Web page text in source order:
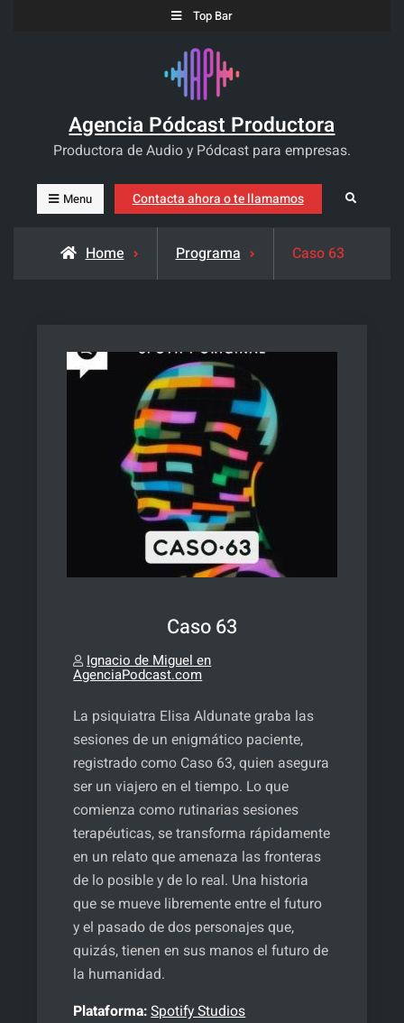
Top Bar
Agencia Pódcast Productora
Productora de Audio y Pódcast para empresas.
Menu Search
Contacta ahora o te llamamos
Home Programa Caso 63
Caso 63
Ignacio de Miguel en
AgenciaPodcast.com
La psiquiatra Elisa Aldunate graba las
sesiones de un enigmático paciente,
registrado como Caso 63, quien asegura
ser un viajero en el tiempo. Lo que
comienza como rutinarias sesiones
terapéuticas, se transforma rápidamente
en un relato que amenaza las fronteras
de lo posible y de lo real. Una historia
que se mueve libremente entre el futuro
y el pasado de dos personajes que,
quizás, tienen en sus manos el futuro de
la humanidad.
Plataforma:Spotify Studios